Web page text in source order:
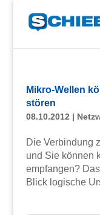
Mikro-Wellen
stören
08.10.2012 |
Die Verbindung
und Sie können
empfangen?
Blick logische